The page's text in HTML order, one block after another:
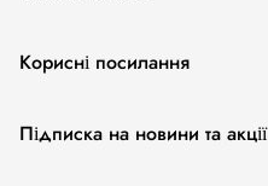
Корисні посилання
Жіноча білизна
Підписка на новини та акції